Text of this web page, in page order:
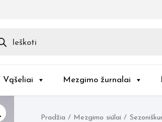
Mezgimo žurnalai
Pradžia / Mezgimo siūlai /